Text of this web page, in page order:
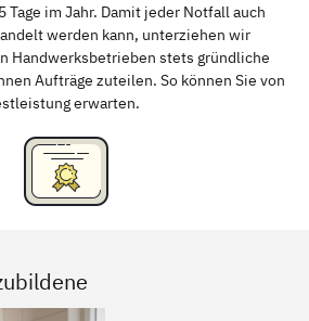
Rudelsdorf, Mittelfranken
Tage im Jahr. Damit jeder Notfall auch
werden kann, unterziehen wir
Handwerksbetrieben stets gründliche
Aufträge zuteilen. So können Sie von
erwarten.